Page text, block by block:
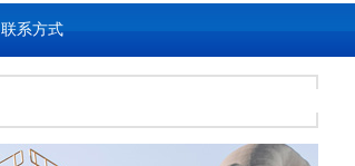
联系方式